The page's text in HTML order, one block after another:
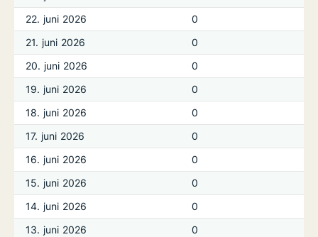
22. juni 2026
0
21. juni 2026
0
20. juni 2026
0
19. juni 2026
0
18. juni 2026
0
17. juni 2026
0
16. juni 2026
0
15. juni 2026
0
14. juni 2026
0
13. juni 2026
0